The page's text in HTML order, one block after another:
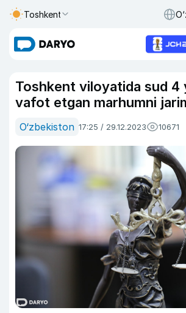
Toshkent
Toshkent viloyatida sud 4
vafot etgan marhumni
O‘zbekiston 17:25 / 29.12.2023 10671